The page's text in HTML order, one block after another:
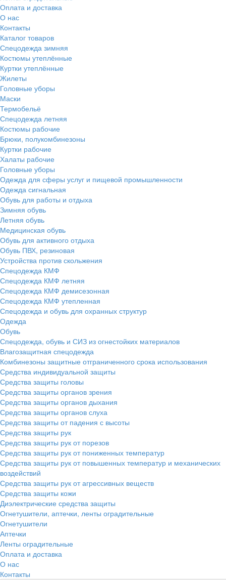
Оплата и доставка
О нас
Контакты
Каталог товаров
Спецодежда зимняя
Костюмы утеплённые
Куртки утеплённые
Жилеты
Головные уборы
Маски
Термобельё
Спецодежда летняя
Костюмы рабочие
Брюки, полукомбинезоны
Куртки рабочие
Халаты рабочие
Головные уборы
Одежда для сферы услуг и пищевой промышленности
Одежда сигнальная
Обувь для работы и отдыха
Зимняя обувь
Летняя обувь
Медицинская обувь
Обувь для активного отдыха
Обувь ПВХ, резиновая
Устройства против скольжения
Спецодежда КМФ
Спецодежда КМФ летняя
Спецодежда КМФ демисезонная
Спецодежда КМФ утепленная
Спецодежда и обувь для охранных структур
Одежда
Обувь
Спецодежда, обувь и СИЗ из огнестойких материалов
Влагозащитная спецодежда
Комбинезоны защитные отграниченного срока использования
Средства индивидуальной защиты
Средства защиты головы
Средства защиты органов зрения
Средства защиты органов дыхания
Средства защиты органов слуха
Средства защиты от падения с высоты
Средства защиты рук
Средства защиты рук от порезов
Средства защиты рук от пониженных температур
Средства защиты рук от повышенных температур и механических
воздействий
Средства защиты рук от агрессивных веществ
Средства защиты кожи
Диэлектрические средства защиты
Огнетушители, аптечки, ленты оградительные
Огнетушители
Аптечки
Ленты оградительные
Оплата и доставка
О нас
Контакты